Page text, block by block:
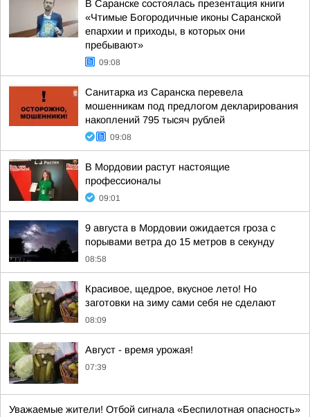
В Саранске состоялась презентация книги
«Чтимые Богородичные иконы Саранской
епархии и приходы, в которых они
пребывают»
09:08
Санитарка из Саранска перевела
мошенникам под предлогом декларирования
накоплений 795 тысяч рублей
09:08
В Мордовии растут настоящие
профессионалы
09:01
9 августа в Мордовии ожидается гроза с
порывами ветра до 15 метров в секунду
08:58
Красивое, щедрое, вкусное лето! Но
заготовки на зиму сами себя не сделают
08:09
Август - время урожая!
07:39
Уважаемые жители! Отбой сигнала «Беспилотная опасность»